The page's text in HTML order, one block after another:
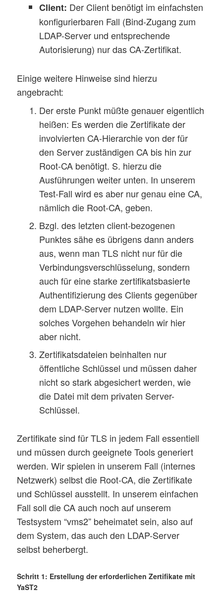
Client: Der Client benötigt im einfachsten
konfigurierbaren Fall (Bind-Zugang zum
LDAP-Server und entsprechende
Autorisierung) nur das CA-Zertifikat.
Einige weitere Hinweise sind hierzu
angebracht:
Der erste Punkt müßte genauer eigentlich
heißen: Es werden die Zertifikate der
involvierten CA-Hierarchie von der für
den Server zuständigen CA bis hin zur
Root-CA benötigt. S. hierzu die
Ausführungen weiter unten. In unserem
Test-Fall wird es aber nur genau eine CA,
nämlich die Root-CA, geben.
Bzgl. des letzten client-bezogenen
Punktes sähe es übrigens dann anders
aus, wenn man TLS nicht nur für die
Verbindungsverschlüsselung, sondern
auch für eine starke zertifikatsbasierte
Authentifizierung des Clients gegenüber
dem LDAP-Server nutzen wollte. Ein
solches Vorgehen behandeln wir hier
aber nicht.
Zertifikatsdateien beinhalten nur
öffentliche Schlüssel und müssen daher
nicht so stark abgesichert werden, wie
die Datei mit dem privaten Server-
Schlüssel.
Zertifikate sind für TLS in jedem Fall essentiell
und müssen durch geeignete Tools generiert
werden. Wir spielen in unserem Fall (internes
Netzwerk) selbst die Root-CA, die Zertifikate
und Schlüssel ausstellt. In unserem einfachen
Fall soll die CA auch noch auf unserem
Testsystem “vms2” beheimatet sein, also auf
dem System, das auch den LDAP-Server
selbst beherbergt.
Schritt 1: Erstellung der erforderlichen Zertifikate mit
YaST2